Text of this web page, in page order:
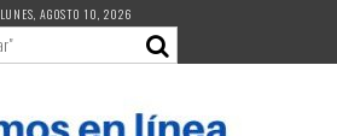
LUNES, AGOSTO 10, 2026